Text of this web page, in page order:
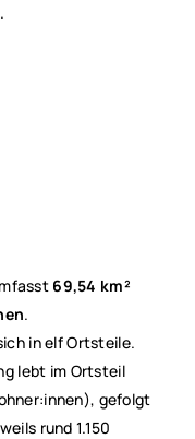
69,54 km²
.
in elf Ortsteile.
lebt im Ortsteil
gefolgt
rund 1.150